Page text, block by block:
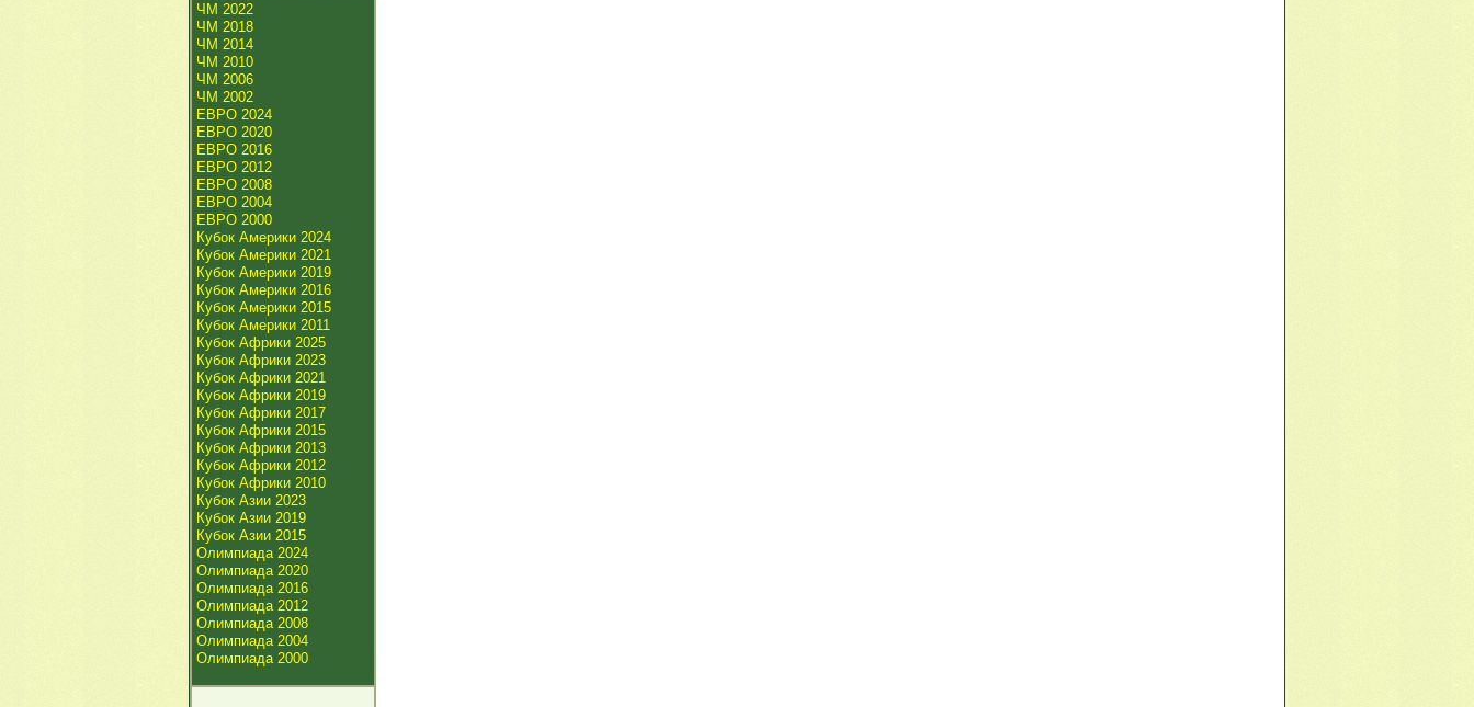
ЧМ 2022
ЧМ 2018
ЧМ 2014
ЧМ 2010
ЧМ 2006
ЧМ 2002
ЕВРО 2024
ЕВРО 2020
ЕВРО 2016
ЕВРО 2012
ЕВРО 2008
ЕВРО 2004
ЕВРО 2000
Кубок Америки 2024
Кубок Америки 2021
Кубок Америки 2019
Кубок Америки 2016
Кубок Америки 2015
Кубок Америки 2011
Кубок Африки 2025
Кубок Африки 2023
Кубок Африки 2021
Кубок Африки 2019
Кубок Африки 2017
Кубок Африки 2015
Кубок Африки 2013
Кубок Африки 2012
Кубок Африки 2010
Кубок Азии 2023
Кубок Азии 2019
Кубок Азии 2015
Олимпиада 2024
Олимпиада 2020
Олимпиада 2016
Олимпиада 2012
Олимпиада 2008
Олимпиада 2004
Олимпиада 2000